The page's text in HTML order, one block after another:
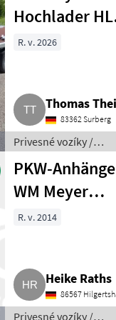
Hochlader
1323/141
R. v. 2026
Thomas
83362 Surberg
Privesné vozíky /
Prívesný voz
auta
PKW-
WM Meyer
Ladefläche
R. v. 2014
Heike Raths
86567
Privesné vozíky /